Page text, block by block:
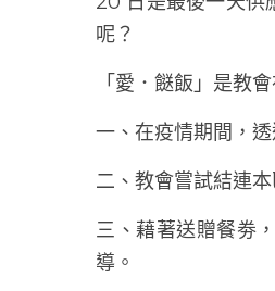
都是社會上的基層
20 日是最後一天
呢？
「愛．餸飯」是教
一、在疫情期間，
二、教會嘗試結連